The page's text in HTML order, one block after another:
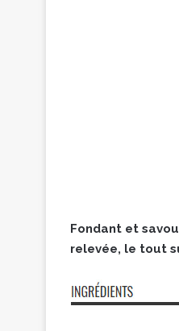
Fondant et
relevée, le tout